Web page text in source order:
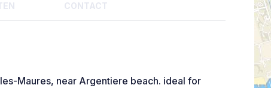
CONTACT
Maures, near Argentiere beach. ideal for